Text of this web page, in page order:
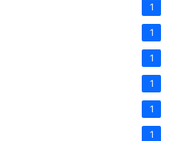
1
1
1
1
1
1